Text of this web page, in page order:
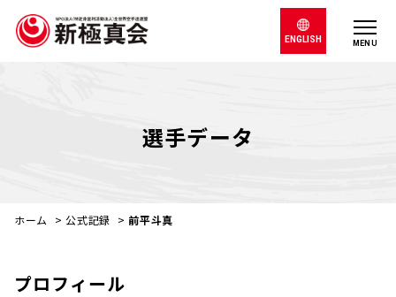
MENU
ENGLISH
選手データ
ホーム >公式記録 > 前平斗真
プロフィール